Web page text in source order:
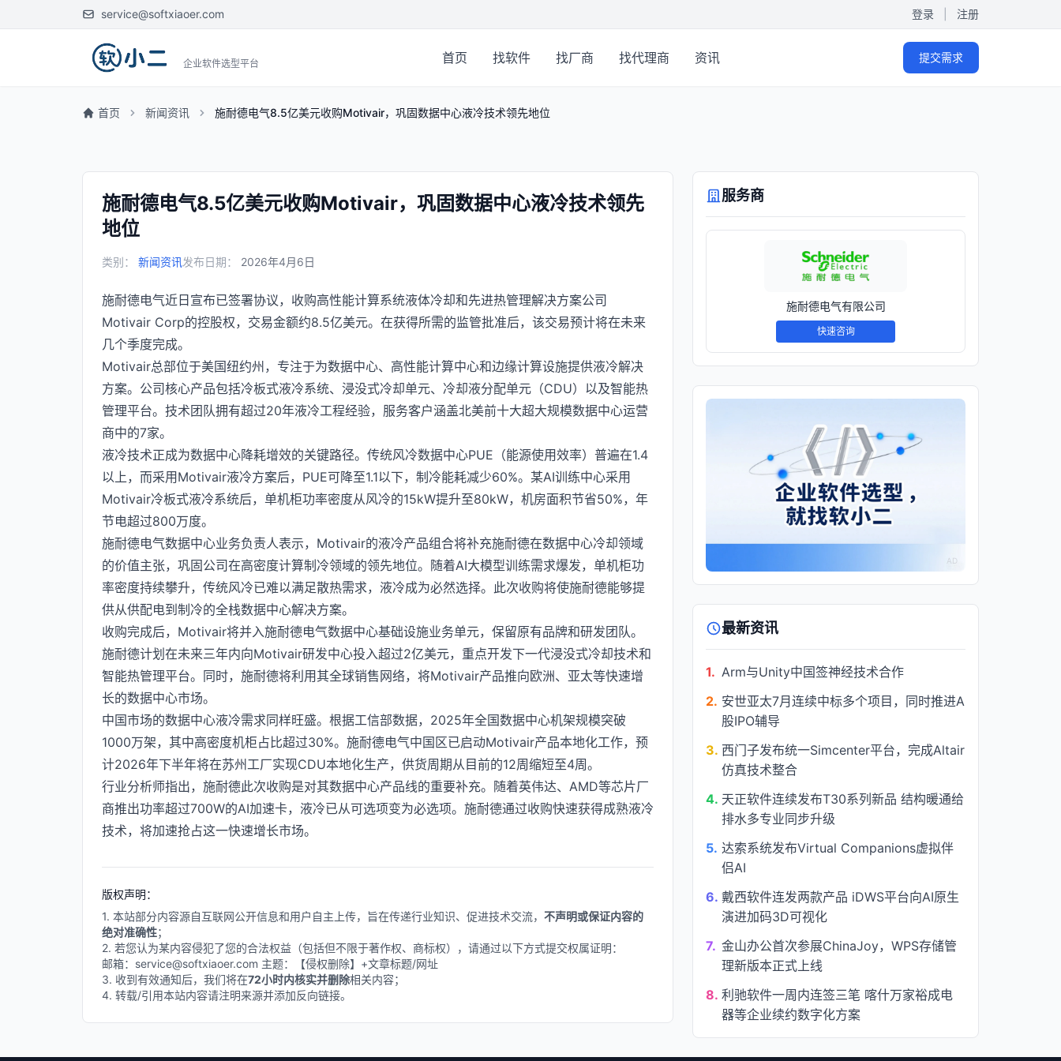
service@softxiaoer.com 登录 注册
企业软件选型平台 首页 找软件 找厂商 找代理商 资讯 提交需求
首页 新闻资讯 施耐德电气8.5亿美元收购Motivair，巩固数据中心液冷技术领先地位
施耐德电气8.5亿美元收购Motivair，巩固数据中心液冷技术领先
地位
类别： 新闻资讯发布日期： 2026年4月6日
施耐德电气近日宣布已签署协议，收购高性能计算系统液体冷却和先进热管理解决方案公司
Motivair Corp的控股权，交易金额约8.5亿美元。在获得所需的监管批准后，该交易预计将在未来
几个季度完成。
Motivair总部位于美国纽约州，专注于为数据中心、高性能计算中心和边缘计算设施提供液冷解决
方案。公司核心产品包括冷板式液冷系统、浸没式冷却单元、冷却液分配单元（CDU）以及智能热
管理平台。技术团队拥有超过20年液冷工程经验，服务客户涵盖北美前十大超大规模数据中心运营
商中的7家。
液冷技术正成为数据中心降耗增效的关键路径。传统风冷数据中心PUE（能源使用效率）普遍在1.4
以上，而采用Motivair液冷方案后，PUE可降至1.1以下，制冷能耗减少60%。某AI训练中心采用
Motivair冷板式液冷系统后，单机柜功率密度从风冷的15kW提升至80kW，机房面积节省50%，年
节电超过800万度。
施耐德电气数据中心业务负责人表示，Motivair的液冷产品组合将补充施耐德在数据中心冷却领域
的价值主张，巩固公司在高密度计算制冷领域的领先地位。随着AI大模型训练需求爆发，单机柜功
率密度持续攀升，传统风冷已难以满足散热需求，液冷成为必然选择。此次收购将使施耐德能够提
供从供配电到制冷的全栈数据中心解决方案。
收购完成后，Motivair将并入施耐德电气数据中心基础设施业务单元，保留原有品牌和研发团队。
施耐德计划在未来三年内向Motivair研发中心投入超过2亿美元，重点开发下一代浸没式冷却技术和
智能热管理平台。同时，施耐德将利用其全球销售网络，将Motivair产品推向欧洲、亚太等快速增
长的数据中心市场。
中国市场的数据中心液冷需求同样旺盛。根据工信部数据，2025年全国数据中心机架规模突破
1000万架，其中高密度机柜占比超过30%。施耐德电气中国区已启动Motivair产品本地化工作，预
计2026年下半年将在苏州工厂实现CDU本地化生产，供货周期从目前的12周缩短至4周。
行业分析师指出，施耐德此次收购是对其数据中心产品线的重要补充。随着英伟达、AMD等芯片厂
商推出功率超过700W的AI加速卡，液冷已从可选项变为必选项。施耐德通过收购快速获得成熟液冷
技术，将加速抢占这一快速增长市场。
版权声明：
1. 本站部分内容源自互联网公开信息和用户自主上传，旨在传递行业知识、促进技术交流， 不声明或保证内容的
绝对准确性；
2. 若您认为某内容侵犯了您的合法权益（包括但不限于著作权、商标权），请通过以下方式提交权属证明：
邮箱：service@softxiaoer.com 主题：【侵权删除】+文章标题/网址
3. 收到有效通知后，我们将在72小时内核实并删除相关内容；
4. 转载/引用本站内容请注明来源并添加反向链接。
服务商
施耐德电气有限公司
快速咨询
AD
最新资讯
1. Arm与Unity中国签神经技术合作
2. 安世亚太7月连续中标多个项目，同时推进A
股IPO辅导
3. 西门子发布统一Simcenter平台，完成Altair
仿真技术整合
4. 天正软件连续发布T30系列新品 结构暖通给
排水多专业同步升级
5. 达索系统发布Virtual Companions虚拟伴
侣AI
6. 戴西软件连发两款产品 iDWS平台向AI原生
演进加码3D可视化
7. 金山办公首次参展ChinaJoy，WPS存储管
理新版本正式上线
8. 利驰软件一周内连签三笔 喀什万家裕成电
器等企业续约数字化方案